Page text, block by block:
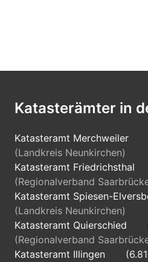
Katasterämter in
Katasteramt Merchweiler
(Landkreis Neunkirchen)
Katasteramt Friedrichsthal
(Regionalverband
Katasteramt Spiesen-
(Landkreis Neunkirchen)
Katasteramt Quierschied
(Regionalverband
Katasteramt Illingen